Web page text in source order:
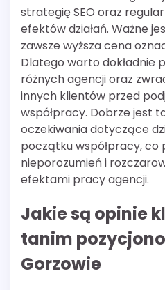
strategię SEO oraz
efektów działań. Ważne
zawsze wyższa cena
Dlatego warto dokładnie
różnych agencji oraz
innych klientów przed
współpracy. Dobrze jest
oczekiwania dotyczące
początku współpracy, co
nieporozumień i
efektami pracy agencji.
Jakie są opinie
tanim
Gorzowie